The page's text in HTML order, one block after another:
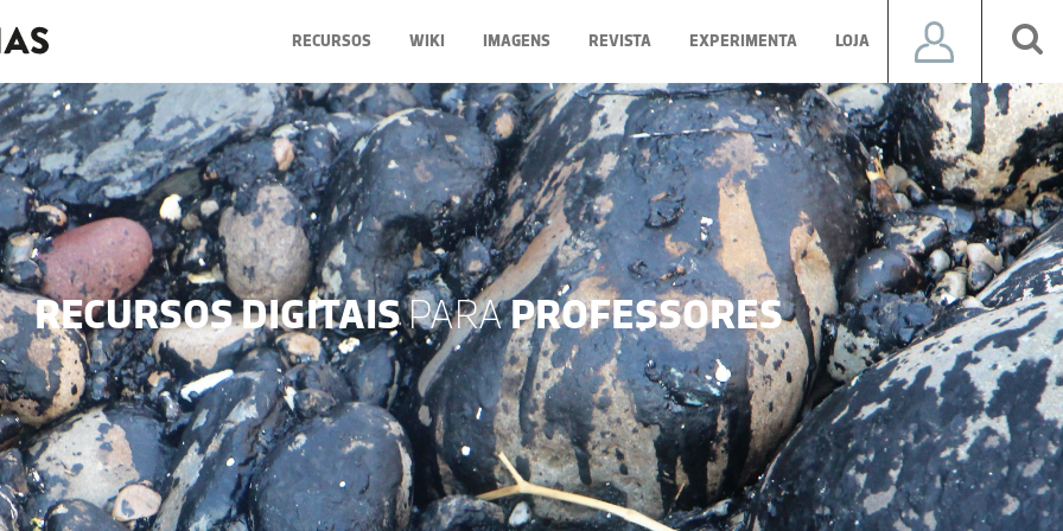
RECURSOS WIKI IMAGENS REVISTA EXPERIMENTA LOJA
RECURSOS DIGITAISPARAPROFESSORES